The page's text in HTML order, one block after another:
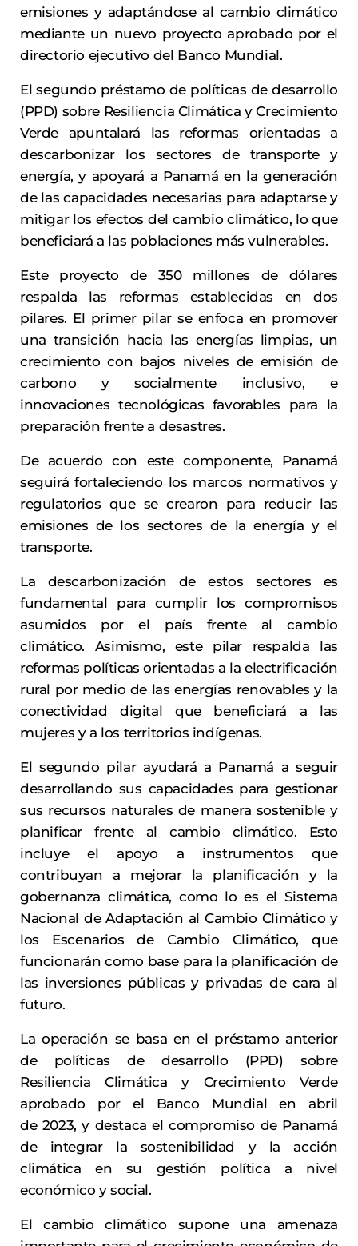
emisiones y adaptándose al cambio climático
mediante un nuevo proyecto aprobado por el
directorio ejecutivo del Banco Mundial.
El segundo préstamo de políticas de desarrollo
(PPD) sobre Resiliencia Climática y Crecimiento
Verde apuntalará las reformas orientadas a
descarbonizar los sectores de transporte y
energía, y apoyará a Panamá en la generación
de las capacidades necesarias para adaptarse y
mitigar los efectos del cambio climático, lo que
beneficiará a las poblaciones más vulnerables.
Este proyecto de 350 millones de dólares
respalda las reformas establecidas en dos
pilares. El primer pilar se enfoca en promover
una transición hacia las energías limpias, un
crecimiento con bajos niveles de emisión de
carbono y socialmente inclusivo, e
innovaciones tecnológicas favorables para la
preparación frente a desastres.
De acuerdo con este componente, Panamá
seguirá fortaleciendo los marcos normativos y
regulatorios que se crearon para reducir las
emisiones de los sectores de la energía y el
transporte.
La descarbonización de estos sectores es
fundamental para cumplir los compromisos
asumidos por el país frente al cambio
climático. Asimismo, este pilar respalda las
reformas políticas orientadas a la electrificación
rural por medio de las energías renovables y la
conectividad digital que beneficiará a las
mujeres y a los territorios indígenas.
El segundo pilar ayudará a Panamá a seguir
desarrollando sus capacidades para gestionar
sus recursos naturales de manera sostenible y
planificar frente al cambio climático. Esto
incluye el apoyo a instrumentos que
contribuyan a mejorar la planificación y la
gobernanza climática, como lo es el Sistema
Nacional de Adaptación al Cambio Climático y
los Escenarios de Cambio Climático, que
funcionarán como base para la planificación de
las inversiones públicas y privadas de cara al
futuro.
La operación se basa en el préstamo anterior
de políticas de desarrollo (PPD) sobre
Resiliencia Climática y Crecimiento Verde
aprobado por el Banco Mundial en abril
de 2023, y destaca el compromiso de Panamá
de integrar la sostenibilidad y la acción
climática en su gestión política a nivel
económico y social.
El cambio climático supone una amenaza